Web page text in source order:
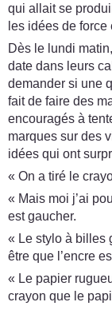
qui allait se
les idées de force
Dès le lundi
date dans leurs
demander si une
fait de faire des
encouragés à
marques sur des
idées qui ont
« On a tiré le
« Mais moi j’ai
est gaucher.
« Le stylo à billes
être que l’encre
« Le papier
crayon que le